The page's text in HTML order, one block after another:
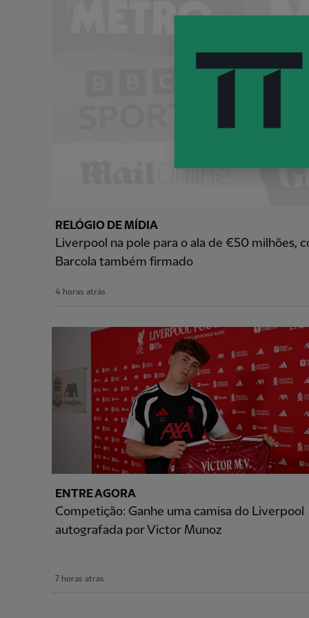
RELÓGIO DE MÍDIA
Liverpool na pole para o ala de €50 milhões,
Barcola também firmado
4 horas atrás
ENTRE AGORA
Competição: Ganhe uma camisa do Liverpool
autografada por Victor Munoz
7 horas atrás